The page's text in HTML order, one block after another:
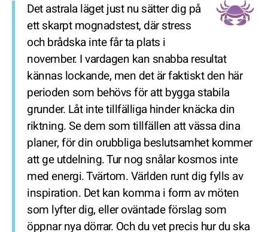
Det astrala läget just nu sätter dig på
ett skarpt mognadstest, där stress
och brådska inte får ta plats i
november. I vardagen kan snabba resultat
kännas lockande, men det är faktiskt den här
perioden som behövs för att bygga stabila
grunder. Låt inte tillfälliga hinder knäcka din
riktning. Se dem som tillfällen att vässa dina
planer, för din orubbliga beslutsamhet kommer
att ge utdelning. Tur nog snålar kosmos inte
med energi. Tvärtom. Världen runt dig fylls av
inspiration. Det kan komma i form av möten
som lyfter dig, eller oväntade förslag som
öppnar nya dörrar. Och du vet precis hur du ska